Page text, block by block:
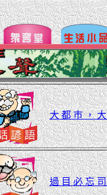
大 都 巿 ，
過 目 必 忘